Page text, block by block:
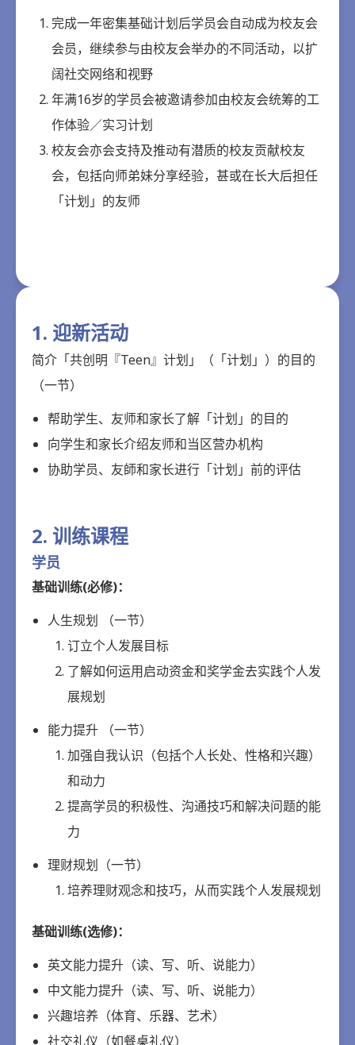
完成一年密集基础计划后学员会自动成为校友会
会员，继续参与由校友会举办的不同活动，以扩
阔社交网络和视野
年满16岁的学员会被邀请参加由校友会统筹的工
作体验／实习计划
校友会亦会支持及推动有潜质的校友贡献校友
会，包括向师弟妹分享经验，甚或在长大后担任
「计划」的友师
1. 迎新活动
简介「共创明『Teen』计划」（「计划」）的目的
（一节）
帮助学生、友师和家长了解「计划」的目的
向学生和家长介绍友师和当区营办机构
协助学员、友師和家长进行「计划」前的评估
2. 训练课程
学员
基础训练(必修)：
人生规划 （一节）
订立个人发展目标
了解如何运用启动资金和奖学金去实践个人发
展规划
能力提升 （一节）
加强自我认识（包括个人长处、性格和兴趣）
和动力
提高学员的积极性、沟通技巧和解决问题的能
力
理财规划（一节）
培养理财观念和技巧，从而实践个人发展规划
基础训练(选修)：
英文能力提升（读、写、听、说能力）
中文能力提升（读、写、听、说能力）
兴趣培养（体育、乐器、艺术）
社交礼仪（如餐桌礼仪）